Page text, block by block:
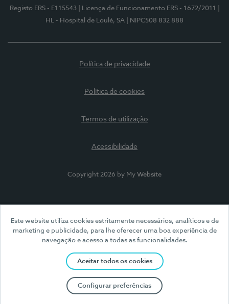
Este website utiliza cookies estritamente necessários, analíticos e de
marketing e publicidade, para lhe oferecer uma boa experiência de
navegação e acesso a todas as funcionalidades.
Aceitar todos os cookies
Configurar preferências
Registo ERS - E115543
| Licença de Funcionamento ERS - 1672/2011
HL - Hospital de Loulé, SA
| NIPC508 832 888
Política de privacidade
Política de cookies
Termos de utilização
Acessibilidade
Copyright 2026 by My Website